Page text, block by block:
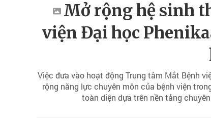
Mở rộng hệ sinh
viện Đại học
Việc đưa vào hoạt động Trung tâm Mắt Bệnh
rộng năng lực chuyên môn của bệnh viện
toàn diện dựa trên nền tảng